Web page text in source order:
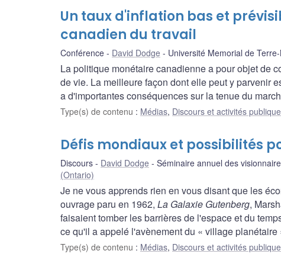
Un taux d'inflation bas et
canadien du travail
Conférence David Dodge Université Memorial de
La politique monétaire canadienne a pour objet de
de vie. La meilleure façon dont elle peut y parvenir
a d'importantes conséquences sur la tenue du
Type(s) de contenu : Médias, Discours et activités
Défis mondiaux et possibilités
Discours David Dodge Séminaire annuel des
(Ontario)
Je ne vous apprends rien en vous disant que les
ouvrage paru en 1962, La Galaxie Gutenberg,
faisaient tomber les barrières de l'espace et du
ce qu'il a appelé l'avènement du « village planétaire
Type(s) de contenu : Médias, Discours et activités